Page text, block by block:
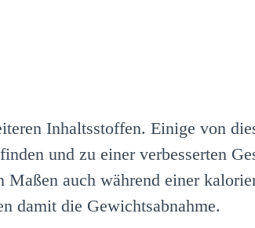
Inhaltsstoffen. Einige von
und zu einer verbesserten
auch während einer
damit die Gewichtsabnahme.